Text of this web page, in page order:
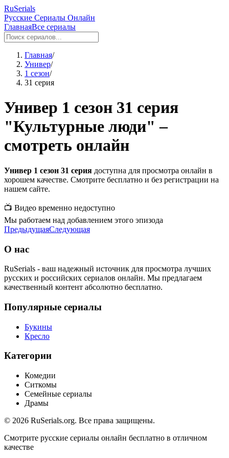
RuSerials
Русские Сериалы Онлайн
ГлавнаяВсе сериалы
Главная/
Универ/
1 сезон/
31 серия
Универ 1 сезон 31 серия
"Культурные люди" –
смотреть онлайн
Универ 1 сезон 31 серия доступна для просмотра онлайн в
хорошем качестве. Смотрите бесплатно и без регистрации на
нашем сайте.
📺 Видео временно недоступно
Мы работаем над добавлением этого эпизода
ПредыдущаяСледующая
О нас
RuSerials - ваш надежный источник для просмотра лучших
русских и российских сериалов онлайн. Мы предлагаем
качественный контент абсолютно бесплатно.
Популярные сериалы
Букины
Кресло
Категории
Комедии
Ситкомы
Семейные сериалы
Драмы
© 2026 RuSerials.org. Все права защищены.
Смотрите русские сериалы онлайн бесплатно в отличном
качестве